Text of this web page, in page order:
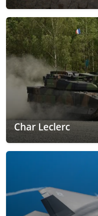
Char Leclerc